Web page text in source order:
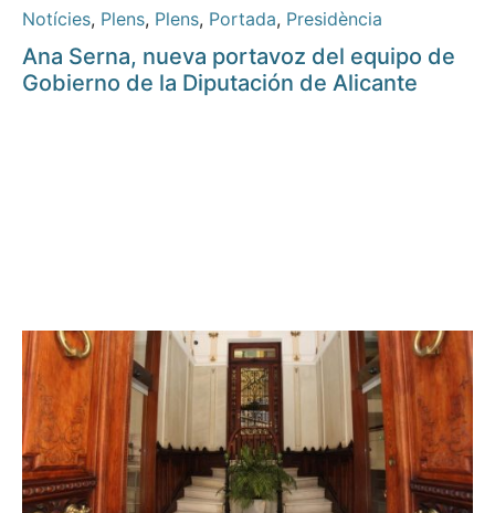
Notícies, Plens, Plens, Portada, Presidència
Ana Serna, nueva portavoz del equipo de
Gobierno de la Diputación de Alicante